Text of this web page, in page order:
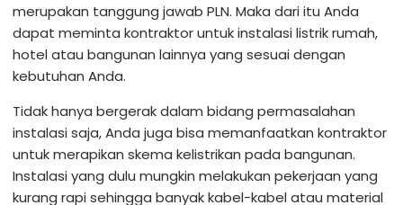
merupakan tanggung jawab PLN. Maka dari itu Anda
dapat meminta kontraktor untuk instalasi listrik rumah,
hotel atau bangunan lainnya yang sesuai dengan
kebutuhan Anda.
Tidak hanya bergerak dalam bidang permasalahan
instalasi saja, Anda juga bisa memanfaatkan kontraktor
untuk merapikan skema kelistrikan pada bangunan.
Instalasi yang dulu mungkin melakukan pekerjaan yang
kurang rapi sehingga banyak kabel-kabel atau material